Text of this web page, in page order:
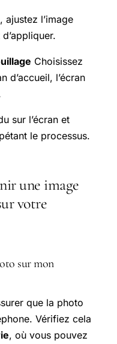
ajustez l’image
Choisissez
d’accueil, l’écran
sur l’écran et
le processus.
une image
votre
sur mon
que la photo
Vérifiez cela
, où vous pouvez